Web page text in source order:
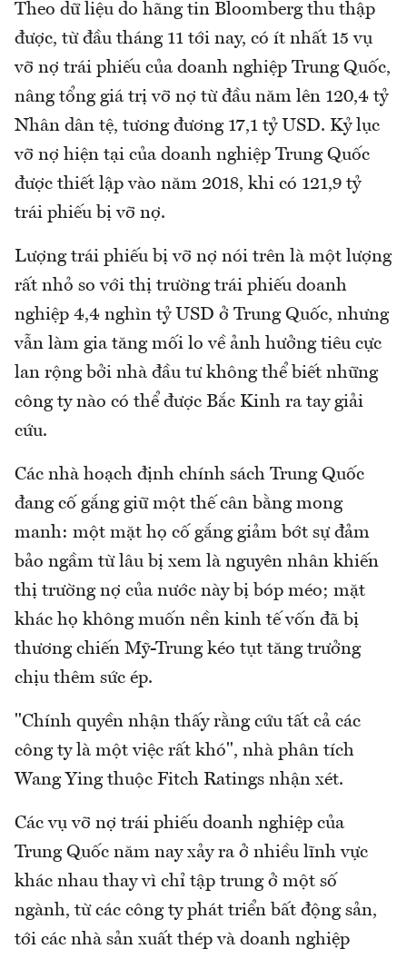
Theo dữ liệu do hãng tin Bloomberg thu thập
được, từ đầu tháng 11 tới nay, có ít nhất 15 vụ
vỡ nợ trái phiếu của doanh nghiệp Trung Quốc,
nâng tổng giá trị vỡ nợ từ đầu năm lên 120,4 tỷ
Nhân dân tệ, tương đương 17,1 tỷ USD. Kỷ lục
vỡ nợ hiện tại của doanh nghiệp Trung Quốc
được thiết lập vào năm 2018, khi có 121,9 tỷ
trái phiếu bị vỡ nợ.
Lượng trái phiếu bị vỡ nợ nói trên là một lượng
rất nhỏ so với thị trường trái phiếu doanh
nghiệp 4,4 nghìn tỷ USD ở Trung Quốc, nhưng
vẫn làm gia tăng mối lo về ảnh hưởng tiêu cực
lan rộng bởi nhà đầu tư không thể biết những
công ty nào có thể được Bắc Kinh ra tay giải
cứu.
Các nhà hoạch định chính sách Trung Quốc
đang cố gắng giữ một thế cân bằng mong
manh: một mặt họ cố gắng giảm bớt sự đảm
bảo ngầm từ lâu bị xem là nguyên nhân khiến
thị trường nợ của nước này bị bóp méo; mặt
khác họ không muốn nền kinh tế vốn đã bị
thương chiến Mỹ-Trung kéo tụt tăng trưởng
chịu thêm sức ép.
"Chính quyền nhận thấy rằng cứu tất cả các
công ty là một việc rất khó", nhà phân tích
Wang Ying thuộc Fitch Ratings nhận xét.
Các vụ vỡ nợ trái phiếu doanh nghiệp của
Trung Quốc năm nay xảy ra ở nhiều lĩnh vực
khác nhau thay vì chỉ tập trung ở một số
ngành, từ các công ty phát triển bất động sản,
tới các nhà sản xuất thép và doanh nghiệp